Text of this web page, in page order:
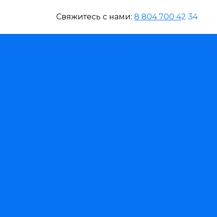
Свяжитесь с нами: 8 804 700 42 34